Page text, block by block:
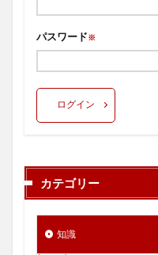
パスワード※
ログイン
カテゴリー
知識